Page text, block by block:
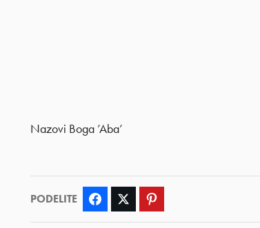
Nazovi Boga ’Aba’
PODELITE Facebook Twitter